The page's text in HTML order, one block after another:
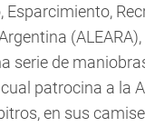
Esparcimiento,
serie de
patrocina a la
en sus